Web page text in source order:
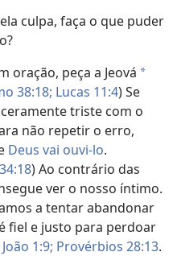
culpa, faça o que puder
oração, peça a Jeová a
38:18; Lucas 11:4) Se
triste com o
não repetir o erro,
Deus vai ouvi-lo.
) Ao contrário das
ver o nosso íntimo.
a tentar abandonar
fiel e justo para perdoar
1:9; Provérbios 28:13.